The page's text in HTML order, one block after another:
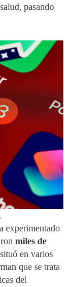
pasando
experimentado
miles de
en varios
que se trata
del